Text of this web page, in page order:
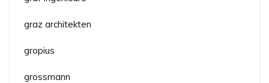
graz architekten
gropius
grossmann